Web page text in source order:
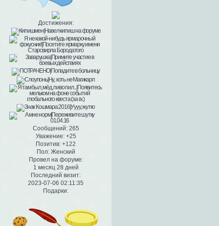
Достижения:
Сообщений:265
Уважение: +25
Позитив: +122
Пол:Женский
Провел на форуме:
1 месяц 28 дней
Последний визит:
2023-07-06 02:11:35
Подарки: